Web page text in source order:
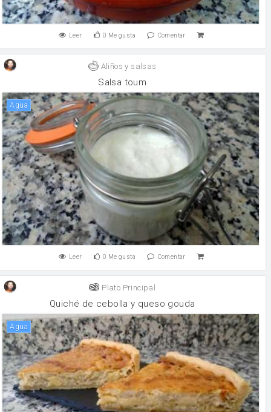
Leer 0 Me gusta Comentar
Aliños y salsas
Salsa toum
agua
Leer 0 Me gusta Comentar
Plato Principal
Quiché de cebolla y queso gouda
agua